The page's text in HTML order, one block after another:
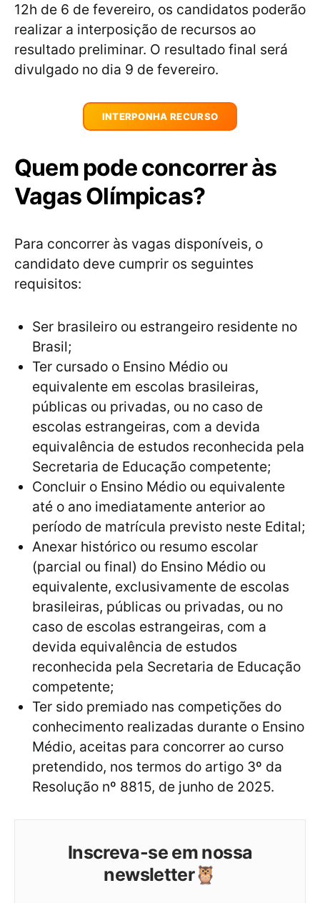
12h de 6 de fevereiro, os candidatos poderão
realizar a interposição de recursos ao
resultado preliminar. O resultado final será
divulgado no dia 9 de fevereiro.
INTERPONHA RECURSO
Quem pode concorrer às
Vagas Olímpicas?
Para concorrer às vagas disponíveis, o
candidato deve cumprir os seguintes
requisitos:
Ser brasileiro ou estrangeiro residente no
Brasil;
Ter cursado o Ensino Médio ou
equivalente em escolas brasileiras,
públicas ou privadas, ou no caso de
escolas estrangeiras, com a devida
equivalência de estudos reconhecida pela
Secretaria de Educação competente;
Concluir o Ensino Médio ou equivalente
até o ano imediatamente anterior ao
período de matrícula previsto neste Edital;
Anexar histórico ou resumo escolar
(parcial ou final) do Ensino Médio ou
equivalente, exclusivamente de escolas
brasileiras, públicas ou privadas, ou no
caso de escolas estrangeiras, com a
devida equivalência de estudos
reconhecida pela Secretaria de Educação
competente;
Ter sido premiado nas competições do
conhecimento realizadas durante o Ensino
Médio, aceitas para concorrer ao curso
pretendido, nos termos do artigo 3º da
Resolução nº 8815, de junho de 2025.
Inscreva-se em nossa
newsletter🦉